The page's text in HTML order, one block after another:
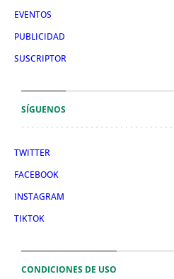
EVENTOS
PUBLICIDAD
SUSCRIPTOR
SÍGUENOS
TWITTER
FACEBOOK
INSTAGRAM
TIKTOK
CONDICIONES DE USO